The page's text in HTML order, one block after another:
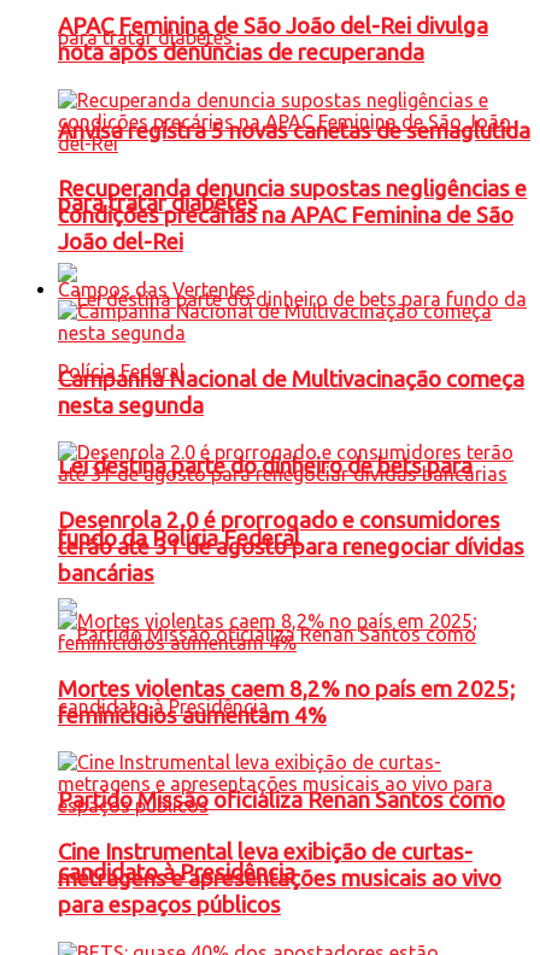
Anvisa registra 5 novas canetas de semaglutida
para tratar diabetes
Lei destina parte do dinheiro de bets para
fundo da Polícia Federal
Partido Missão oficializa Renan Santos como
candidato à Presidência
APAC Feminina de São João del-Rei divulga
nota após denúncias de recuperanda
Recuperanda denuncia supostas negligências e
condições precárias na APAC Feminina de São
João del-Rei
Campos das Vertentes
Campanha Nacional de Multivacinação começa
nesta segunda
Desenrola 2.0 é prorrogado e consumidores
terão até 31 de agosto para renegociar dívidas
bancárias
Mortes violentas caem 8,2% no país em 2025;
feminicídios aumentam 4%
Cine Instrumental leva exibição de curtas-
metragens e apresentações musicais ao vivo
para espaços públicos